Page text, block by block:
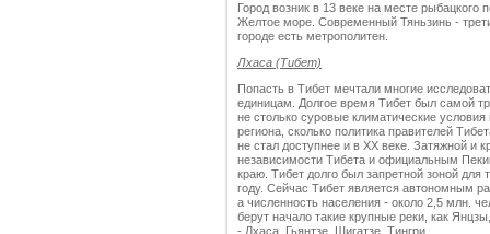
Город возник в 13 веке на месте
Желтое море. Современный Тяньзинь -
городе есть метрополитен.
Лхаса (Тибет)
Попасть в Тибет мечтали многие
единицам. Долгое время Тибет был самой
не столько суровые климатические
региона, сколько политика правителей
не стал доступнее и в ХХ веке. Затяжной и
независимости Тибета и официальным
краю. Тибет долго был запретной зоной
году. Сейчас Тибет является автономным
а численность населения - около 2,5 млн.
берут начало такие крупные реки, как
- Лхаса, Гьянтзе, Шигатзе, Тингри.